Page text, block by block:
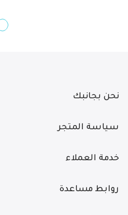
نحن بجانبك
سياسة المتجر
خدمة العملاء
روابط مساعدة